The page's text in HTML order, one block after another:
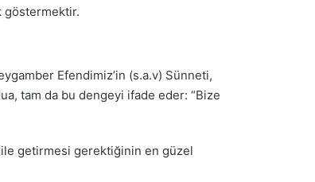
göstermektir.
Efendimiz’in (s.a.v) Sünneti,
tam da bu dengeyi ifade eder: “Bize
getirmesi gerektiğinin en güzel